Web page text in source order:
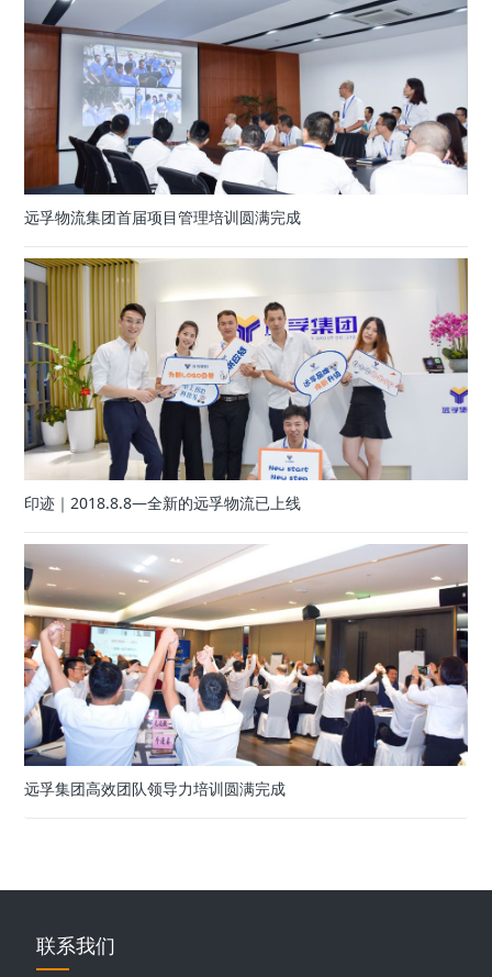
远孚物流集团首届项目管理培训圆满完成
印迹｜2018.8.8—全新的远孚物流已上线
远孚集团高效团队领导力培训圆满完成
联系我们